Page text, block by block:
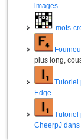
images
mots-
plus long,
Tutoriel
Edge
Tutoriel
CheerpJ